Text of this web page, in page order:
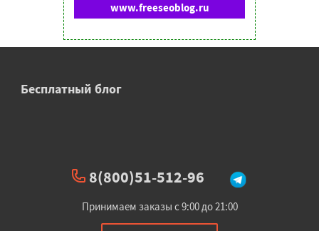
www.freeseoblog.ru
Бесплатный блог
8(800)51-512-96
Принимаем заказы с 9:00 до 21:00